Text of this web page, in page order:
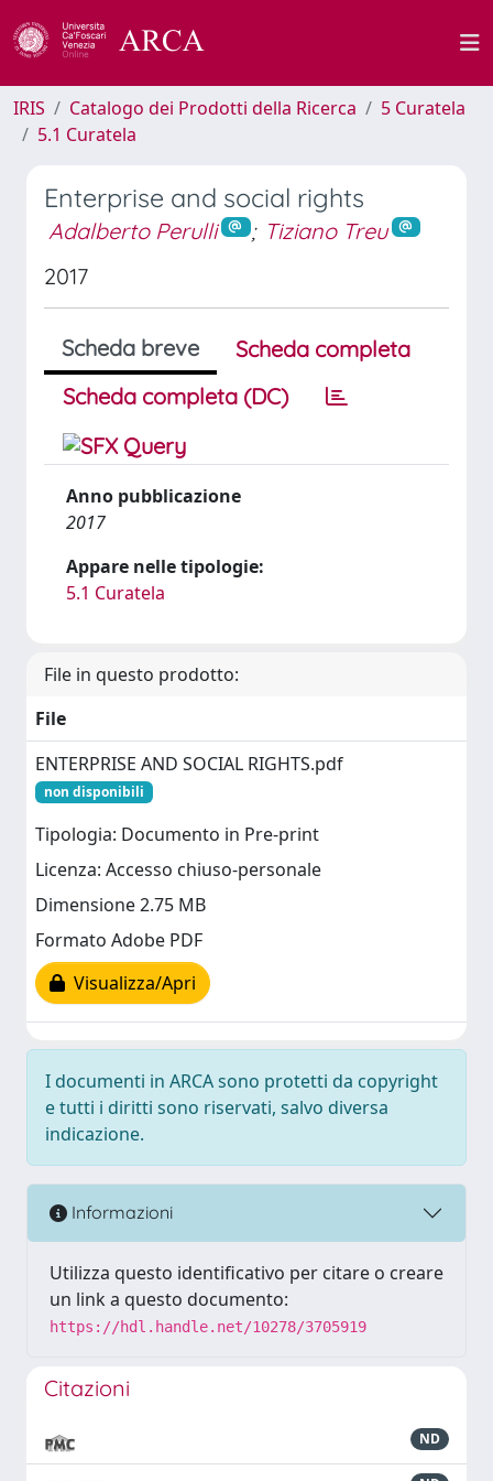
IRIS Catalogo dei Prodotti della Ricerca
5 Curatela
5.1 Curatela
Enterprise and social rights
Adalberto Perulli ; Tiziano Treu
2017
Scheda breve
Scheda completa
Scheda completa (DC)
Anno pubblicazione
2017
Appare nelle tipologie:
5.1 Curatela
File in questo prodotto:
File
ENTERPRISE AND SOCIAL RIGHTS.pdf
non disponibili
Tipologia: Documento in Pre-print
Licenza: Accesso chiuso-personale
Dimensione 2.75 MB
Formato Adobe PDF
Visualizza/Apri
I documenti in ARCA sono protetti da copyright
e tutti i diritti sono riservati, salvo diversa
indicazione.
Informazioni
Utilizza questo identificativo per citare o creare
un link a questo documento:
https://hdl.handle.net/10278/3705919
Citazioni
ND